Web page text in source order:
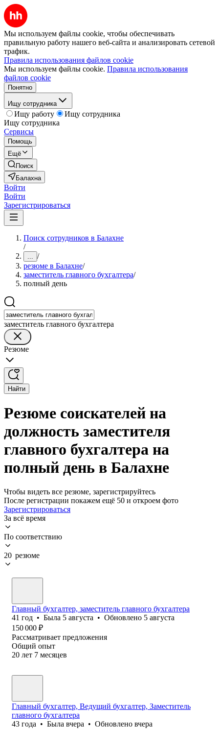
Мы используем файлы cookie, чтобы обеспечивать
правильную работу нашего веб-сайта и анализировать сетевой
трафик.
Правила использования файлов cookie
Мы используем файлы cookie. Правила использования
файлов cookie
Понятно
Ищу сотрудника
Ищу работу
Ищу сотрудника
Ищу сотрудника
Сервисы
Помощь
Ещё
Поиск
Балахна
Войти
Войти
Зарегистрироваться
Поиск сотрудников в Балахне
/
... /
резюме в Балахне/
заместитель главного бухгалтера/
полный день
заместитель главного бухгалтера
Резюме
Найти
Резюме соискателей на
должность заместителя
главного бухгалтера на
полный день в Балахне
Чтобы видеть все резюме, зарегистрируйтесь
После регистрации покажем ещё 50 и откроем фото
Зарегистрироваться
За всё время
По соответствию
20 резюме
Главный бухгалтер, заместитель главного бухгалтера
41 год • Была 5 августа • Обновлено 5 августа
150 000 ₽
Рассматривает предложения
Общий опыт
20 лет 7 месяцев
Главный бухгалтер, Ведущий бухгалтер, Заместитель
главного бухгалтера
43 года • Была вчера • Обновлено вчера